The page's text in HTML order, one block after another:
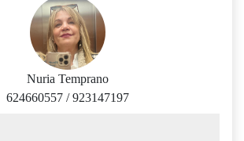
Nuria Temprano
624660557 /923147197